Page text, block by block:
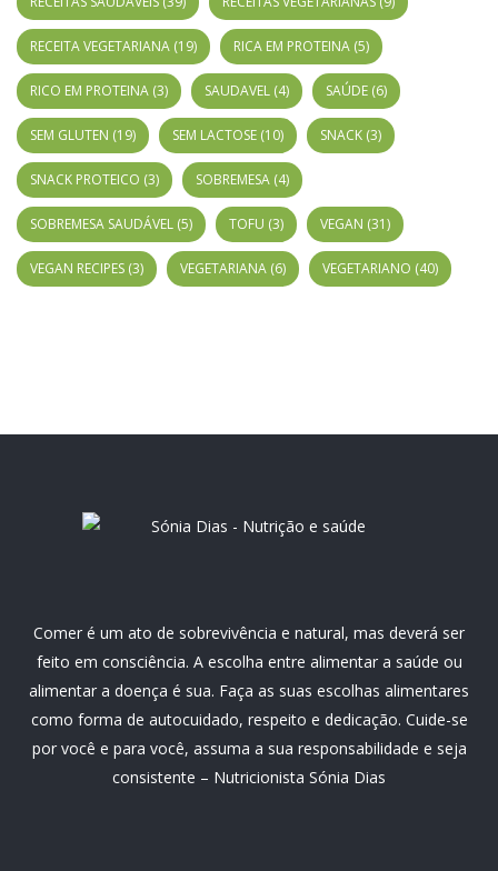
RECEITA VEGETARIANA (19) RICA EM PROTEINA (5)
RICO EM PROTEINA (3) SAUDAVEL (4) SAÚDE (6)
SEM GLUTEN (19) SEM LACTOSE (10) SNACK (3)
SNACK PROTEICO (3) SOBREMESA (4)
SOBREMESA SAUDÁVEL (5) TOFU (3) VEGAN (31)
VEGAN RECIPES (3) VEGETARIANA (6) VEGETARIANO (40)
Comer é um ato de sobrevivência e natural, mas deverá ser
feito em consciência. A escolha entre alimentar a saúde ou
alimentar a doença é sua. Faça as suas escolhas alimentares
como forma de autocuidado, respeito e dedicação. Cuide-se
por você e para você, assuma a sua responsabilidade e seja
consistente – Nutricionista Sónia Dias